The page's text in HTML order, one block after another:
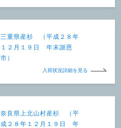
三重県産杉 （平成２８年
１２月１９日 年末謝恩
市）
入荷状況詳細を見る
奈良県上北山村産杉 （平
成２８年１２月１９日 年